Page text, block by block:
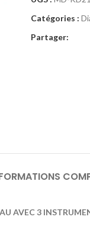
Catégories :
Partager:
AVEC 3